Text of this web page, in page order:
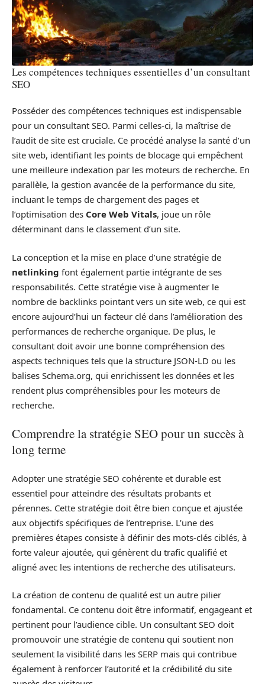
Les compétences techniques essentielles d’un consultant
SEO
Posséder des compétences techniques est indispensable
pour un consultant SEO. Parmi celles-ci, la maîtrise de
l’audit de site est cruciale. Ce procédé analyse la santé d’un
site web, identifiant les points de blocage qui empêchent
une meilleure indexation par les moteurs de recherche. En
parallèle, la gestion avancée de la performance du site,
incluant le temps de chargement des pages et
l’optimisation des Core Web Vitals, joue un rôle
déterminant dans le classement d’un site.
La conception et la mise en place d’une stratégie de
netlinking font également partie intégrante de ses
responsabilités. Cette stratégie vise à augmenter le
nombre de backlinks pointant vers un site web, ce qui est
encore aujourd’hui un facteur clé dans l’amélioration des
performances de recherche organique. De plus, le
consultant doit avoir une bonne compréhension des
aspects techniques tels que la structure JSON-LD ou les
balises Schema.org, qui enrichissent les données et les
rendent plus compréhensibles pour les moteurs de
recherche.
Comprendre la stratégie SEO pour un succès à
long terme
Adopter une stratégie SEO cohérente et durable est
essentiel pour atteindre des résultats probants et
pérennes. Cette stratégie doit être bien conçue et ajustée
aux objectifs spécifiques de l’entreprise. L’une des
premières étapes consiste à définir des mots-clés ciblés, à
forte valeur ajoutée, qui génèrent du trafic qualifié et
aligné avec les intentions de recherche des utilisateurs.
La création de contenu de qualité est un autre pilier
fondamental. Ce contenu doit être informatif, engageant et
pertinent pour l’audience cible. Un consultant SEO doit
promouvoir une stratégie de contenu qui soutient non
seulement la visibilité dans les SERP mais qui contribue
également à renforcer l’autorité et la crédibilité du site